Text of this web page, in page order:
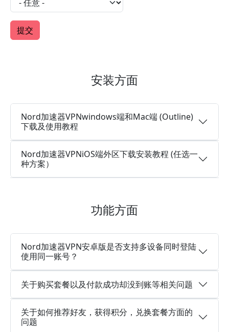
安装方面
Nord加速器VPNwindows端和Mac端 (Outline)
下载及使用教程
Nord加速器VPNiOS端外区下载安装教程 (任选一
种方案）
功能方面
Nord加速器VPN安卓版是否支持多设备同时登陆
使用同一账号？
关于购买套餐以及付款成功却没到账等相关问题
关于如何推荐好友，获得积分，兑换套餐方面的
问题